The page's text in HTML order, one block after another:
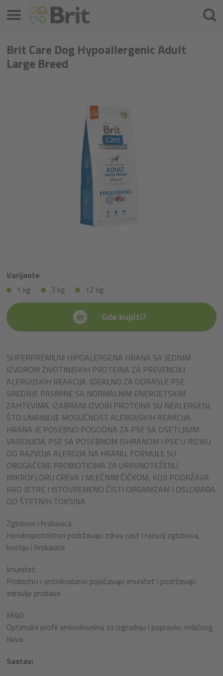
Brit Care Dog Hypoallergenic Adult
Large Breed
Varijante
1 kg
3 kg 12 kg
Gde kupiti?
SUPERPREMIUM HIPOALERGENA HRANA SA JEDNIM
IZVOROM ŽIVOTINJSKIH PROTEINA ZA PREVENCIJU
ALERGIJSKIH REAKCIJA. IDEALNO ZA ODRASLE PSE
SREDNJE PASMINE SA NORMALNIM ENERGETSKIM
ZAHTEVIMA. IZABRANI IZVORI PROTEINA SU NEALERGENI,
ŠTO UMANJUJE MOGUĆNOST ALERGIJSKIH REAKCIJA.
HRANA JE POSEBNO POGODNA ZA PSE SA OSETLJIVIM
VARENJEM, PSE SA POSEBNOM ISHRANOM I PSE U RIZIKU
OD RAZVOJA ALERGIJA NA HRANU. FORMULE SU
OBOGAĆENE PROBIOTICIMA ZA URAVNOTEŽENU
MIKROFLORU CREVA I MLEČNIM ČIČKOM, KOJI PODRŽAVA
RAD JETRE I ISTOVREMENO ČISTI ORGANIZAM I OSLOBAĐA
OD ŠTETNIH TOKSINA
Zglobovi i hrskavica
Hondroprotektori podržavaju zdrav rast i razvoj zglobova,
kostiju i hrskavice
Imunitet
Probiotici i antioksidansi pojačavaju imunitet i podržavaju
zdravlje probave
Mišići
Optimalni profil aminokiselina za izgradnju i popravku mišićnog
tkiva
Sastav:
Izbornik